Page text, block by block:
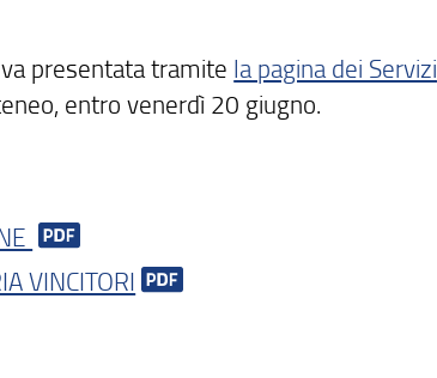
presentata tramite la pagina dei Servizi
entro venerdì 20 giugno.
VINCITORI